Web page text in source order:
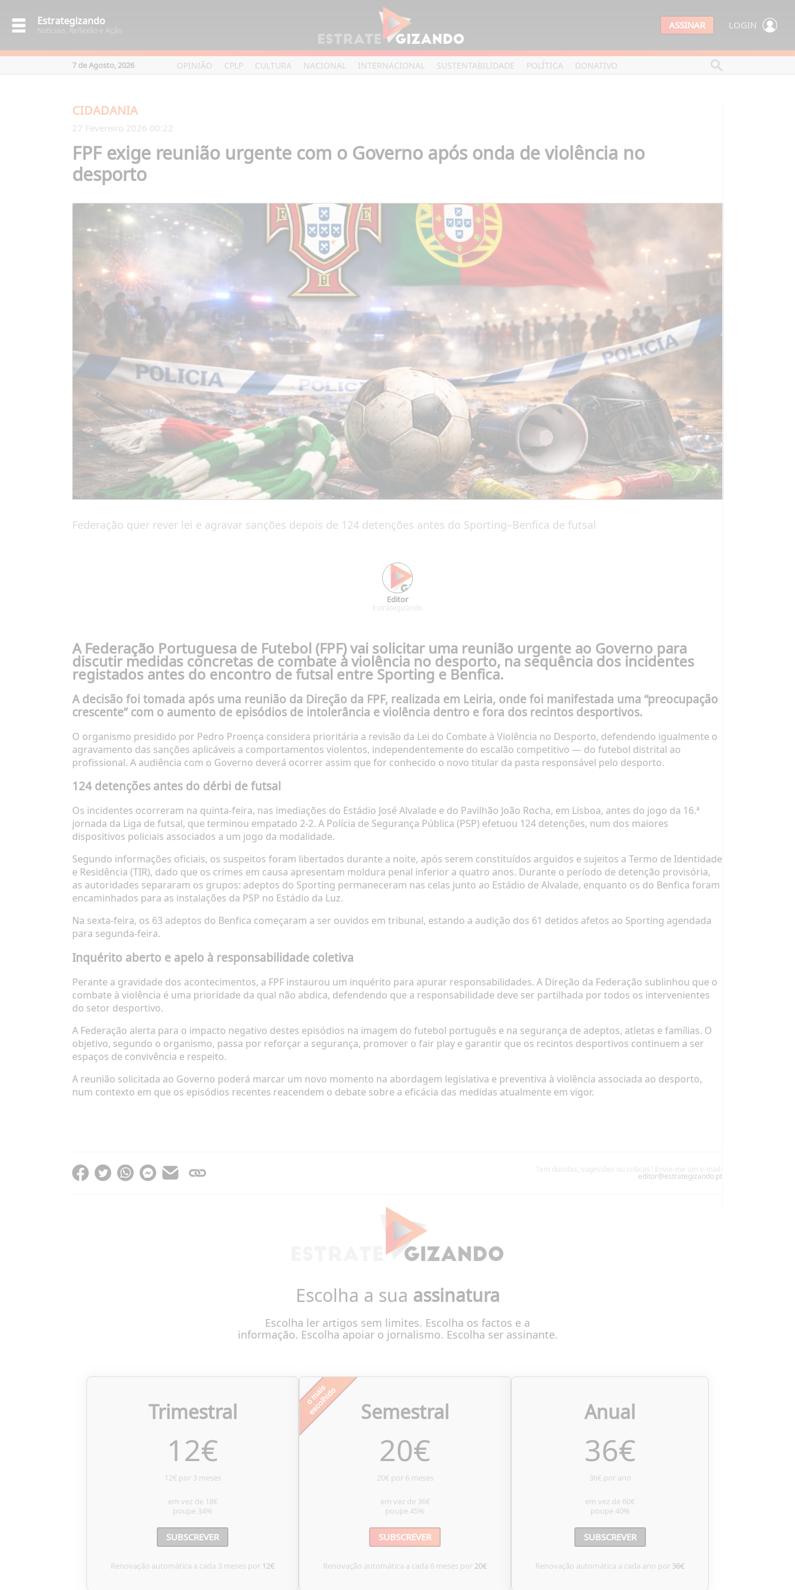
Estrategizando
Notíciais, Reflexão e Ação ASSINAR LOGIN
7 de Agosto, 2026 OPINIÃO CPLP CULTURA NACIONAL INTERNACIONAL SUSTENTABILIDADE POLÍTICA DONATIVO
CIDADANIA
27 Fevereiro 2026 00:22
FPF exige reunião urgente com o Governo após onda de violência no
desporto
Federação quer rever lei e agravar sanções depois de 124 detenções antes do Sporting–Benfica de futsal
Editor
Estrategizando
A Federação Portuguesa de Futebol (FPF) vai solicitar uma reunião urgente ao Governo para
discutir medidas concretas de combate à violência no desporto, na sequência dos incidentes
registados antes do encontro de futsal entre Sporting e Benfica.
A decisão foi tomada após uma reunião da Direção da FPF, realizada em Leiria, onde foi manifestada uma “preocupação
crescente” com o aumento de episódios de intolerância e violência dentro e fora dos recintos desportivos.
O organismo presidido por Pedro Proença considera prioritária a revisão da Lei do Combate à Violência no Desporto, defendendo igualmente o
agravamento das sanções aplicáveis a comportamentos violentos, independentemente do escalão competitivo — do futebol distrital ao
profissional. A audiência com o Governo deverá ocorrer assim que for conhecido o novo titular da pasta responsável pelo desporto.
124 detenções antes do dérbi de futsal
Os incidentes ocorreram na quinta-feira, nas imediações do Estádio José Alvalade e do Pavilhão João Rocha, em Lisboa, antes do jogo da 16.ª
jornada da Liga de futsal, que terminou empatado 2-2. A Polícia de Segurança Pública (PSP) efetuou 124 detenções, num dos maiores
dispositivos policiais associados a um jogo da modalidade.
Segundo informações oficiais, os suspeitos foram libertados durante a noite, após serem constituídos arguidos e sujeitos a Termo de Identidade
e Residência (TIR), dado que os crimes em causa apresentam moldura penal inferior a quatro anos. Durante o período de detenção provisória,
as autoridades separaram os grupos: adeptos do Sporting permaneceram nas celas junto ao Estádio de Alvalade, enquanto os do Benfica foram
encaminhados para as instalações da PSP no Estádio da Luz.
Na sexta-feira, os 63 adeptos do Benfica começaram a ser ouvidos em tribunal, estando a audição dos 61 detidos afetos ao Sporting agendada
para segunda-feira.
Inquérito aberto e apelo à responsabilidade coletiva
Perante a gravidade dos acontecimentos, a FPF instaurou um inquérito para apurar responsabilidades. A Direção da Federação sublinhou que o
combate à violência é uma prioridade da qual não abdica, defendendo que a responsabilidade deve ser partilhada por todos os intervenientes
do setor desportivo.
A Federação alerta para o impacto negativo destes episódios na imagem do futebol português e na segurança de adeptos, atletas e famílias. O
objetivo, segundo o organismo, passa por reforçar a segurança, promover o fair play e garantir que os recintos desportivos continuem a ser
espaços de convivência e respeito.
A reunião solicitada ao Governo poderá marcar um novo momento na abordagem legislativa e preventiva à violência associada ao desporto,
num contexto em que os episódios recentes reacendem o debate sobre a eficácia das medidas atualmente em vigor.
Tem dúvidas, sugestões ou críticas? Envie-me um e-mail:
editor@estrategizando.pt
Escolha a sua assinatura
Escolha ler artigos sem limites. Escolha os factos e a
informação. Escolha apoiar o jornalismo. Escolha ser assinante.
Trimestral
12€
12€ por 3 meses
em vez de 18€
poupe 34%
SUBSCREVER
Renovação automática a cada 3 meses por 12€
Semestral
20€
20€ por 6 meses
em vez de 36€
poupe45%
SUBSCREVER
Renovação automática a cada 6 meses por20€
Anual
36€
36€ por ano
em vez de 60€
poupe40%
SUBSCREVER
Renovação automática a cada ano por36€